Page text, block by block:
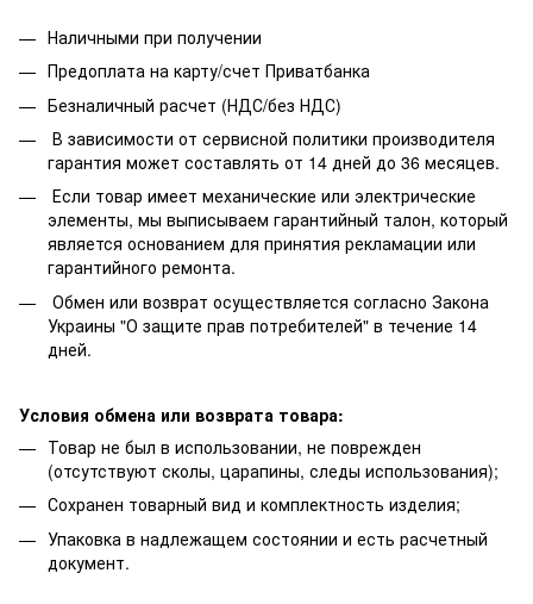
Наличными при получении
Предоплата на карту/счет Приватбанка
Безналичный расчет (НДС/без НДС)
В зависимости от сервисной политики производителя
гарантия может составлять от 14 дней до 36 месяцев.
Если товар имеет механические или электрические
элементы, мы выписываем гарантийный талон, который
является основанием для принятия рекламации или
гарантийного ремонта.
Обмен или возврат осуществляется согласно Закона
Украины "О защите прав потребителей" в течение 14
дней.
Условия обмена или возврата товара:
Товар не был в использовании, не поврежден
(отсутствуют сколы, царапины, следы использования);
Сохранен товарный вид и комплектность изделия;
Упаковка в надлежащем состоянии и есть расчетный
документ.